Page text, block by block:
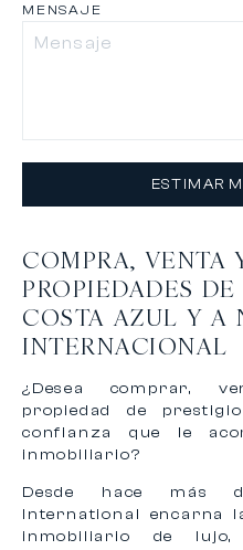
MENSAJE
ESTIMAR
COMPRA, VENTA
PROPIEDADES
COSTA AZUL Y A
INTERNACIONAL
¿Desea comprar,
propiedad de
confianza que le
inmobiliario?
Desde hace más
International encarna
inmobiliario de